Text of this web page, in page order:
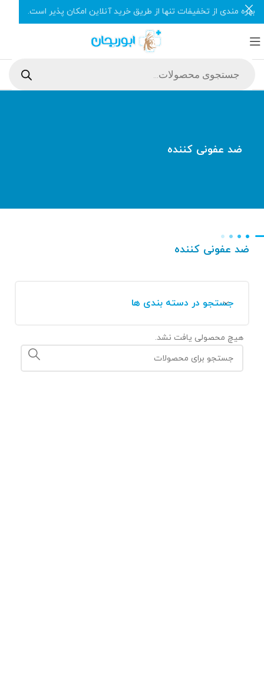
ضد عفونی کننده
ضد عفونی کننده
جستجو در دسته بندی ها
هیچ محصولی یافت نشد.
بهره مندی از تخفیفات تنها از طریق خرید آنلاین امکان پذیر است.